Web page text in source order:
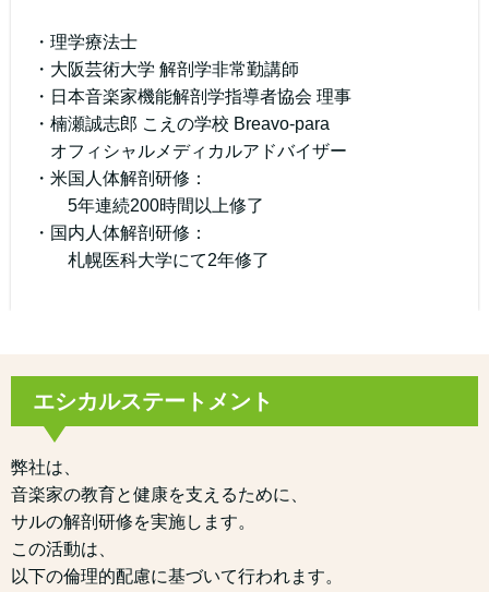
・理学療法士
・大阪芸術大学 解剖学非常勤講師
・日本音楽家機能解剖学指導者協会 理事
・楠瀬誠志郎 こえの学校 Breavo-para
オフィシャルメディカルアドバイザー
・米国人体解剖研修：
5年連続200時間以上修了
・国内人体解剖研修：
札幌医科大学にて2年修了
エシカルステートメント
弊社は、
音楽家の教育と健康を支えるために、
サルの解剖研修を実施します。
この活動は、
以下の倫理的配慮に基づいて行われます。